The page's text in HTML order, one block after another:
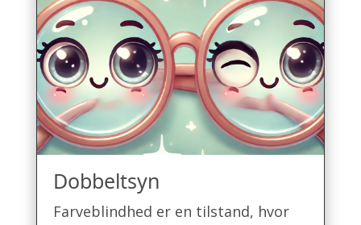
Dobbeltsyn
Farveblindhed er en tilstand, hvor